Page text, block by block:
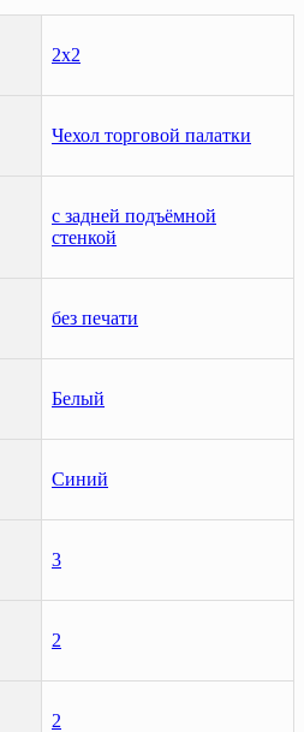
2х2
Чехол торговой палатки
с задней подъёмной
стенкой
без печати
Белый
Синий
3
2
2